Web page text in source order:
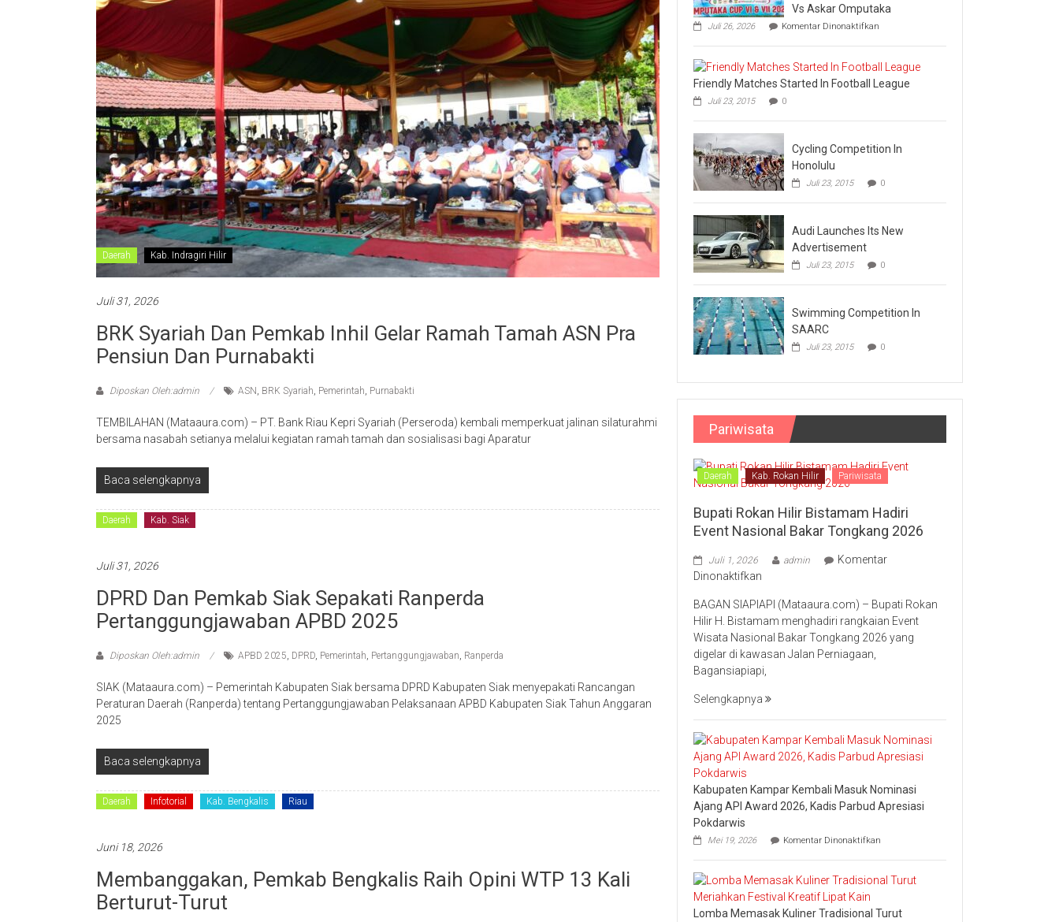
Daerah Kab. Indragiri Hilir
Juli 31, 2026
BRK Syariah Dan Pemkab Inhil Gelar Ramah Tamah ASN Pra
Pensiun Dan Purnabakti
Diposkan Oleh:admin ASN , BRK Syariah, Pemerintah, Purnabakti
TEMBILAHAN (Mataaura.com) – PT. Bank Riau Kepri Syariah (Perseroda) kembali memperkuat jalinan silaturahmi
bersama nasabah setianya melalui kegiatan ramah tamah dan sosialisasi bagi Aparatur
Baca selengkapnya
Daerah Kab. Siak
Juli 31, 2026
DPRD Dan Pemkab Siak Sepakati Ranperda
Pertanggungjawaban APBD 2025
Diposkan Oleh:admin APBD 2025, DPRD, Pemerintah, Pertanggungjawaban, Ranperda
SIAK (Mataaura.com) – Pemerintah Kabupaten Siak bersama DPRD Kabupaten Siak menyepakati Rancangan
Peraturan Daerah (Ranperda) tentang Pertanggungjawaban Pelaksanaan APBD Kabupaten Siak Tahun Anggaran
2025
Baca selengkapnya
Daerah Infotorial Kab. Bengkalis Riau
Juni 18, 2026
Membanggakan, Pemkab Bengkalis Raih Opini WTP 13 Kali
Berturut-Turut
Vs Askar Omputaka
Juli 26, 2026 Komentar Dinonaktifkan
Omputaka
Cup
VI
Pertemukan
Vs
Omputaka
Friendly Matches Started In Football League
Juli 23, 2015 0
Cycling Competition In
Honolulu
Juli 23, 2015 0
Audi Launches Its New
Advertisement
Juli 23, 2015 0
Swimming Competition In
SAARC
Juli 23, 2015 0
Pariwisata
Daerah Kab. Rokan Hilir Pariwisata
Bupati Rokan Hilir Bistamam Hadiri
Event Nasional Bakar Tongkang 2026
Juli 1, 2026 admin
Komentar
Dinonaktifkan
Rokan
Hilir
Bistamam
Hadiri
Event
Tongkang
2026
BAGAN SIAPIAPI (Mataaura.com) – Bupati Rokan
Hilir H. Bistamam menghadiri rangkaian Event
Wisata Nasional Bakar Tongkang 2026 yang
digelar di kawasan Jalan Perniagaan,
Bagansiapiapi,
Selengkapnya
Kabupaten Kampar Kembali Masuk Nominasi
Ajang API Award 2026, Kadis Parbud Apresiasi
Pokdarwis
Mei 19, 2026 Komentar Dinonaktifkan
Kampar
Kembali
Masuk
Ajang
Lomba Memasak Kuliner Tradisional Turut